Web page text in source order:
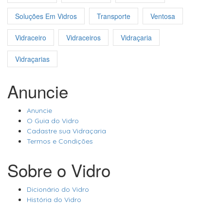
Soluções Em Vidros Transporte Ventosa
Vidraceiro Vidraceiros Vidraçaria
Vidraçarias
Anuncie
Anuncie
O Guia do Vidro
Cadastre sua Vidraçaria
Termos e Condições
Sobre o Vidro
Dicionário do Vidro
História do Vidro